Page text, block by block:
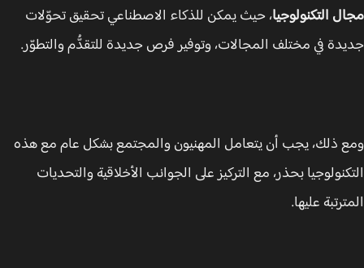
التكنولوجيا، حيث يمكن للذكاء الاصطناعي تحقيق تحوّلات
في مختلف المجالات، وتوفير فرص جديدة للتقدُّم والتطوّر.
ذلك، يجب أن يتعامل المهنيون والمجتمع بشكل عام مع هذه
بحذر، مع التركيز على الجوانب الأخلاقية والتحديات
عليها.